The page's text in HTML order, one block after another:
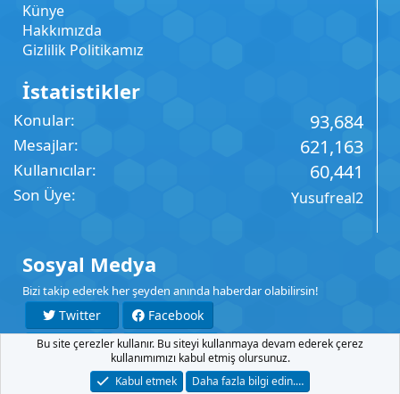
Künye
Hakkımızda
Gizlilik Politikamız
İstatistikler
Konular 93,684
Mesajlar 621,163
Kullanıcılar 60,441
Son Üye Yusufreal2
Sosyal Medya
Bizi takip ederek her şeyden anında haberdar olabilirsin!
Twitter
Facebook
YouTube
Instagram
Şartlar Gizlilik Yardım Anasayfa
R
Bu site çerezler kullanır. Bu siteyi kullanmaya devam ederek çerez
kullanımımızı kabul etmiş olursunuz.
Kabul etmek
Daha fazla bilgi edin.…